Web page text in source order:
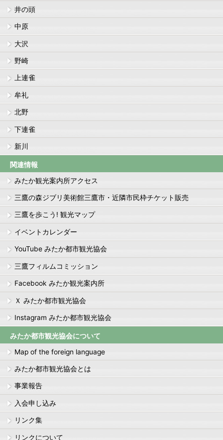
井の頭
中原
大沢
野崎
上連雀
牟礼
北野
下連雀
新川
関連情報
みたか観光案内所アクセス
三鷹の森ジブリ美術館三鷹市・近隣市民枠チケット販売
三鷹を歩こう! 観光マップ
イベントカレンダー
YouTube みたか都市観光協会
三鷹フィルムコミッション
Facebook みたか観光案内所
Ｘ みたか都市観光協会
Instagram みたか都市観光協会
みたか都市観光協会について
Map of the foreign language
みたか都市観光協会とは
事業報告
入会申し込み
リンク集
リンクについて